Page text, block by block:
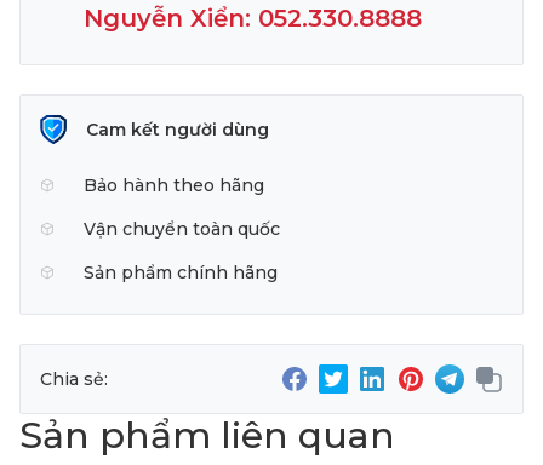
Nguyễn Xiển: 052.330.8888
Cam kết người dùng
Bảo hành theo hãng
Vận chuyển toàn quốc
Sản phẩm chính hãng
Chia sẻ:
Sản phẩm liên quan